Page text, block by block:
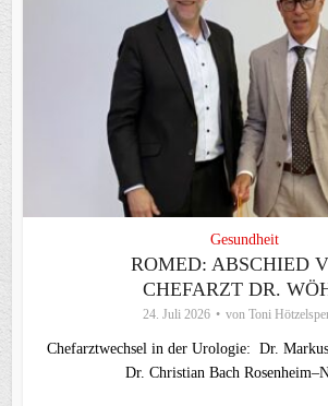
Gesundheit
ROMED: ABSCHIED
CHEFARZT DR.
24. Juli 2026 von Toni
Chefarztwechsel in der Urologie: Dr.
Dr. Christian Bach